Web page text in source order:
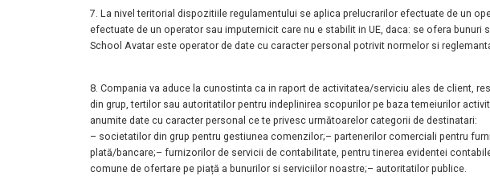
7. La nivel teritorial dispozitiile regulamentului se aplica prelucrarilor efectuate de un
efectuate de un operator sau imputernicit care nu e stabilit in UE, daca: se ofera bunuri
School Avatar este operator de date cu caracter personal potrivit normelor si
8. Compania va aduce la cunostinta ca in raport de activitatea/serviciu ales de client,
din grup, tertilor sau autoritatilor pentru indeplinirea scopurilor pe baza temeiurilor
anumite date cu caracter personal ce te privesc următoarelor categorii de destinatari:
– societatilor din grup pentru gestiunea comenzilor;– partenerilor comerciali pentru
plată/bancare;– furnizorilor de servicii de contabilitate, pentru tinerea evidentei
comune de ofertare pe piață a bunurilor si serviciilor noastre;– autoritatilor publice.